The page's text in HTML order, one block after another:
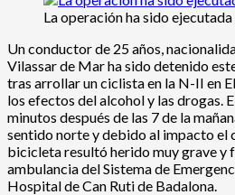
La operación ha sido
Un conductor de 25 años,
Vilassar de Mar ha sido detenido
tras arrollar un ciclista en la N-II en
los efectos del alcohol y las drogas.
minutos después de las 7 de la
sentido norte y debido al impacto el
bicicleta resultó herido muy grave y
ambulancia del Sistema de
Hospital de Can Ruti de Badalona.